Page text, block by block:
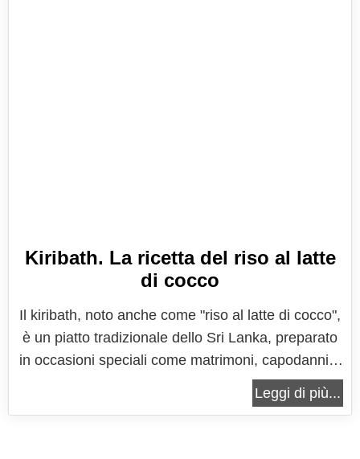
Kiribath. La ricetta del riso al latte
di cocco
Il kiribath, noto anche come "riso al latte di cocco",
è un piatto tradizionale dello Sri Lanka, preparato
in occasioni speciali come matrimoni, capodanni e
altre celebrazioni importanti. È un piatto
profondamente radicato nella cultura cingalese e
Leggi di più...